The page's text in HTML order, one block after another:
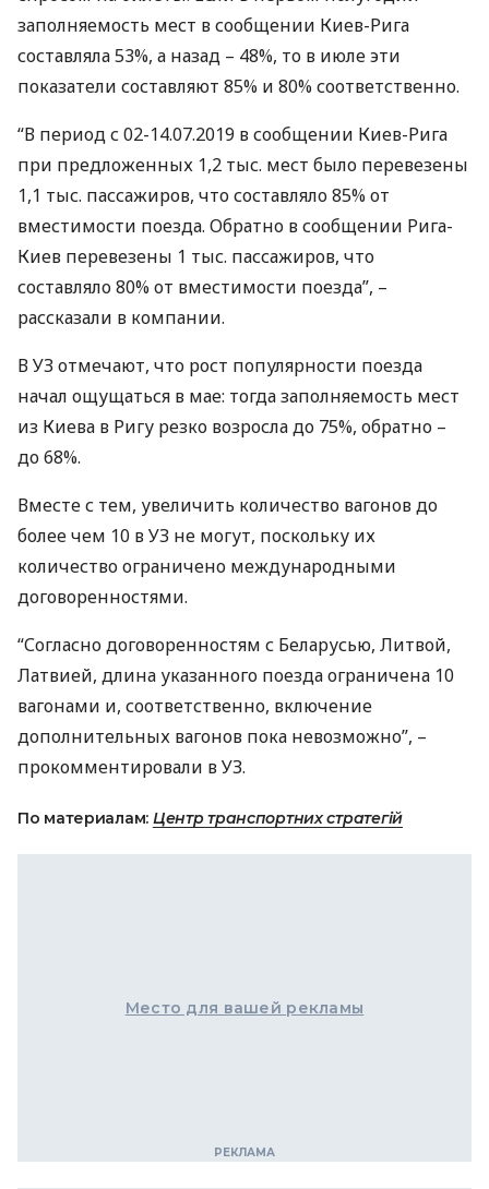
заполняемость мест в сообщении Киев-Рига
составляла 53%, а назад – 48%, то в июле эти
показатели составляют 85% и 80% соответственно.
“В период с 02-14.07.2019 в сообщении Киев-Рига
при предложенных 1,2 тыс. мест было перевезены
1,1 тыс. пассажиров, что составляло 85% от
вместимости поезда. Обратно в сообщении Рига-
Киев перевезены 1 тыс. пассажиров, что
составляло 80% от вместимости поезда”, –
рассказали в компании.
В УЗ отмечают, что рост популярности поезда
начал ощущаться в мае: тогда заполняемость мест
из Киева в Ригу резко возросла до 75%, обратно –
до 68%.
Вместе с тем, увеличить количество вагонов до
более чем 10 в УЗ не могут, поскольку их
количество ограничено международными
договоренностями.
“Согласно договоренностям с Беларусью, Литвой,
Латвией, длина указанного поезда ограничена 10
вагонами и, соответственно, включение
дополнительных вагонов пока невозможно”, –
прокомментировали в УЗ.
По материалам: Центр транспортних стратегій
Место для вашей рекламы